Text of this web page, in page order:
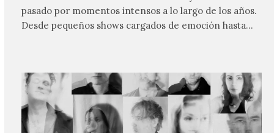
pasado por momentos intensos a lo largo de los años.
Desde pequeños shows cargados de emoción hasta
mezcla de post-punk, coldwave y letras
profundamente melancólicas.